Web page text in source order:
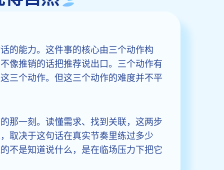
的能力。这件事的核心由三个动作构
像推销的话把推荐说出口。三个动作有
三个动作。但这三个动作的难度并不平
那一刻。读懂需求、找到关联，这两步
取决于这句话在真实节奏里练过多少
不是知道说什么，是在临场压力下把它